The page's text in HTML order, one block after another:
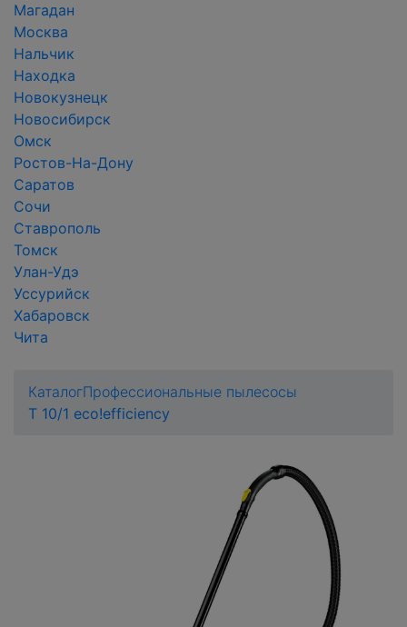
Магадан
Москва
Нальчик
Находка
Новокузнецк
Новосибирск
Омск
Ростов-На-Дону
Саратов
Сочи
Ставрополь
Томск
Улан-Удэ
Уссурийск
Хабаровск
Чита
КаталогПрофессиональные пылесосы
T 10/1 eco!efficiency